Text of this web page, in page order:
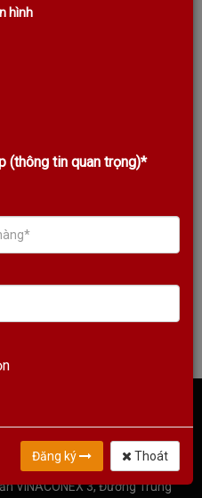
VINACONEX 3, Đường Trung
hình
(thông tin quan trọng)*
Đăng ký Thoát